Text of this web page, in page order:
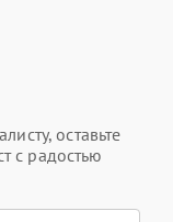
оставьте
с радостью